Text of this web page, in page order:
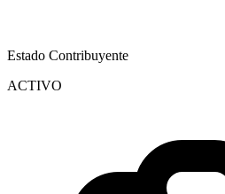
Estado Contribuyente
ACTIVO